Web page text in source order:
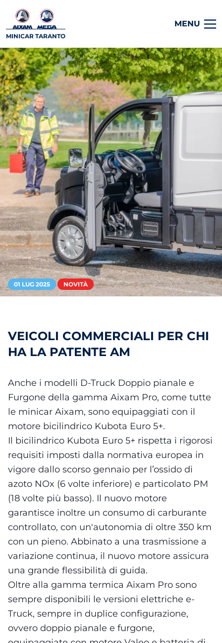
MINICAR TARANTO
MENU
01 LUG 2025 NOVITÀ
VEICOLI COMMERCIALI PER CHI
HA LA PATENTE AM
Anche i modelli D-Truck Doppio pianale e
Furgone della gamma Aixam Pro, come tutte
le minicar Aixam, sono equipaggiati con il
motore bicilindrico Kubota Euro 5+.
Il bicilindrico Kubota Euro 5+ rispetta i rigorosi
requisiti imposti dalla normativa europea in
vigore dallo scorso gennaio per l’ossido di
azoto NOx (6 volte inferiore) e particolato PM
(18 volte più basso). Il nuovo motore
garantisce inoltre un consumo di carburante
controllato, con un'autonomia di oltre 350 km
con un pieno. Abbinato a una trasmissione a
variazione continua, il nuovo motore assicura
una grande flessibilità di guida.
Oltre alla gamma termica Aixam Pro sono
sempre disponibili le versioni elettriche e-
Truck, sempre in duplice configurazione,
ovvero doppio pianale e furgone,